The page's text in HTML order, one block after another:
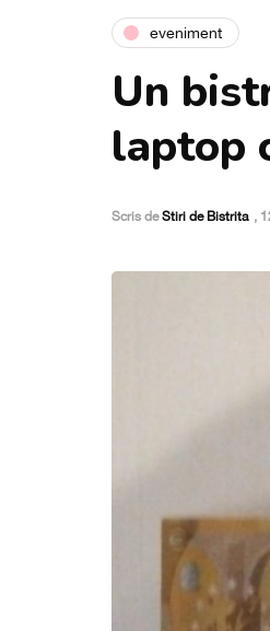
eveniment
Un
laptop
Scris deStiri de Bistrita ,